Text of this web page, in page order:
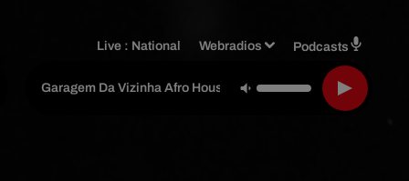
Live : National Webradios Podcasts
Garagem Da Vizinha Afro House - Dj Rumoafatima